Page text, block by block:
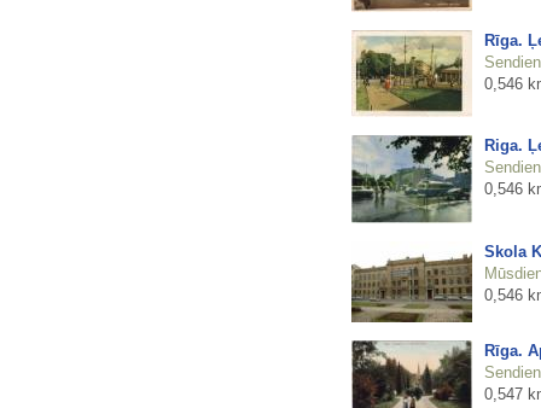
Rīga.
0,546
Riga.
0,546
Skola
0,546
Rīga.
0,547